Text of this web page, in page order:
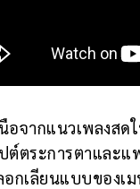
อจากแนวเพลงส
ต์ตระการตาและ
อกเลียนแบบของเ